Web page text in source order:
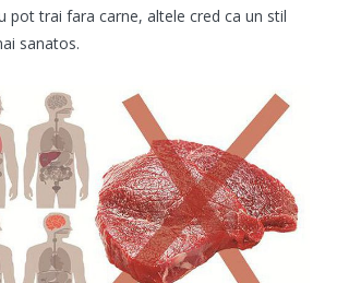
pot trai fara carne, altele cred ca un stil
sanatos.